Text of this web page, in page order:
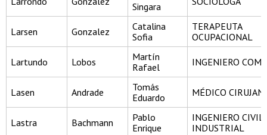
Singara
Larsen Gonzalez
Catalina
Sofia
TERAPEUTA
OCUPACIONAL
Lartundo Lobos
Martín
Rafael
INGENIERO
Lasen Andrade
Tomás
Eduardo
MÉDICO
Lastra Bachmann
Pablo
Enrique
INGENIERO CIVIL
INDUSTRIAL